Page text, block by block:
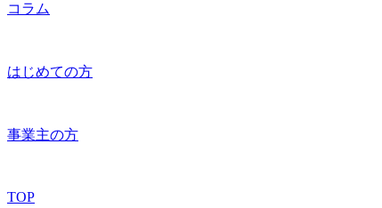
コラム
はじめての方
事業主の方
TOP